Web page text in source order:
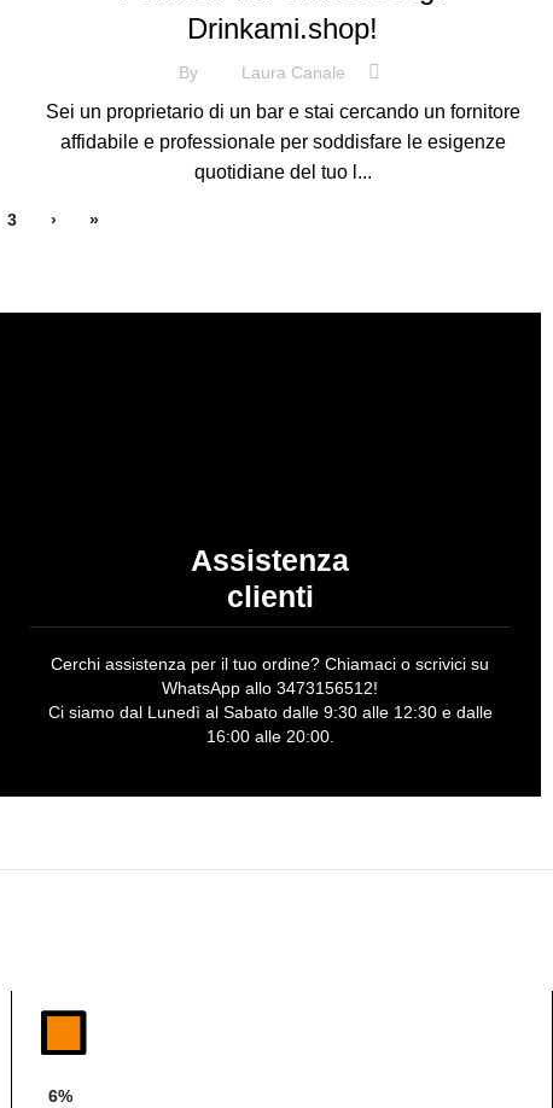
Drinkami.shop!
By Laura Canale
Sei un proprietario di un bar e stai cercando un fornitore
affidabile e professionale per soddisfare le esigenze
quotidiane del tuo l...
3 › »
Assistenza
clienti
Cerchi assistenza per il tuo ordine? Chiamaci o scrivici su
WhatsApp allo 3473156512!
Ci siamo dal Lunedì al Sabato dalle 9:30 alle 12:30 e dalle
16:00 alle 20:00.
6%